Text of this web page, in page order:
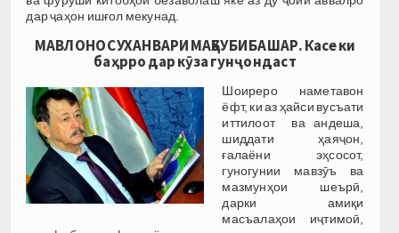
дар ҷаҳон ишғол мекунад.
МАВЛОНО СУХАНВАРИ МАҲБУБИ БАШАР. Касе ки
баҳрро дар кӯза гунҷондаст
Шоиреро наметавон
ёфт, ки аз ҳайси вусъати
иттилоот ва андеша,
шиддати ҳаяҷон,
ғалаёни эҳсосот,
гуногунии мавзӯъ ва
мазмунҳои шеърӣ,
дарки амиқи
масъалаҳои иҷтимоӣ,